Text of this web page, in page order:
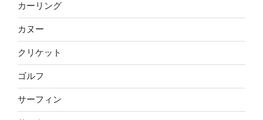
カーリング
カヌー
クリケット
ゴルフ
サーフィン